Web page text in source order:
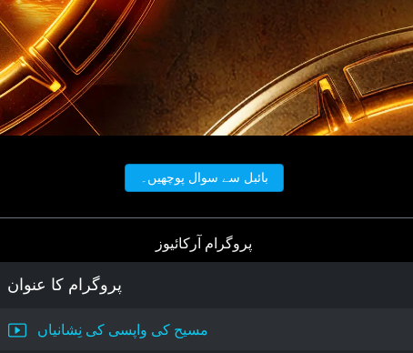
بائبل سے سوال پوچھیں۔
پروگرام آرکائیوز
پروگرام کا عنوان
مسیح کی واپسی کی نِشانیاں